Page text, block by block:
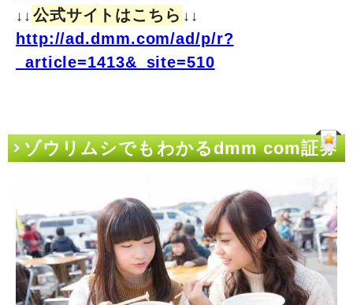
↓↓ 公式サイトはこちら ↓↓
http://ad.dmm.com/ad/p/r?
_article=1413&_site=510
ゾウリムシでもわかるdmm com証券